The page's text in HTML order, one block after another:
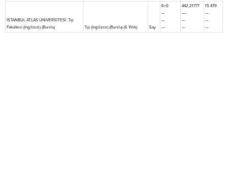
İSTANBUL ATLAS ÜNİVERSİTESİ ;Tıp
Fakültesi (İngilizce) (Burslu)
Tıp (İngilizce) (Burslu) (6 Yıllık) Say
6+0
—
—
—
442,21777
—-
—
—
15.479
—
—
—